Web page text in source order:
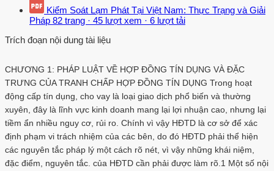
Kiểm Soát Lạm Phát Tại Việt Nam: Thực Trạng và Giải
Pháp 82 trang · 45 lượt xem · 6 lượt tải
Trích đoạn nội dung tài liệu
CHƯƠNG 1: PHÁP LUẬT VỀ HỢP ĐỒNG TÍN DỤNG VÀ ĐẶC
TRƯNG CỦA TRANH CHẤP HỢP ĐỒNG TÍN DỤNG Trong hoạt
động cấp tín dụng, cho vay là loại giao dịch phổ biến và thường
xuyên, đây là lĩnh vực kinh doanh mang lại lợi nhuận cao, nhưng lại
tiềm ẩn nhiều nguy cơ, rủi ro. Chính vì vậy HĐTD là cơ sở để xác
định phạm vi trách nhiệm của các bên, do đó HĐTD phải thể hiện
các nguyên tắc pháp lý một cách rõ nét, vì vậy những khái niệm,
đặc điểm, nguyên tắc. của HĐTD cần phải được làm rõ.1 Một số nội